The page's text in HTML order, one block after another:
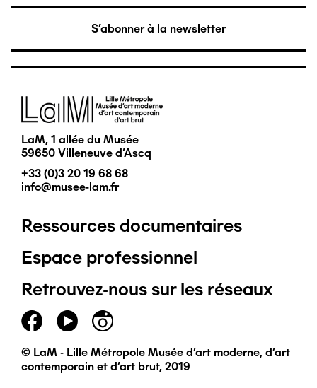
S'abonner à la newsletter
Image
LaM, 1 allée du Musée
59650 Villeneuve d'Ascq
+33 (0)3 20 19 68 68
info@musee-lam.fr
Pied
de
page
principal
Ressources documentaires
Espace professionnel
Retrouvez-nous sur les réseaux
© LaM - Lille Métropole Musée d'art moderne, d'art
contemporain et d'art brut, 2019